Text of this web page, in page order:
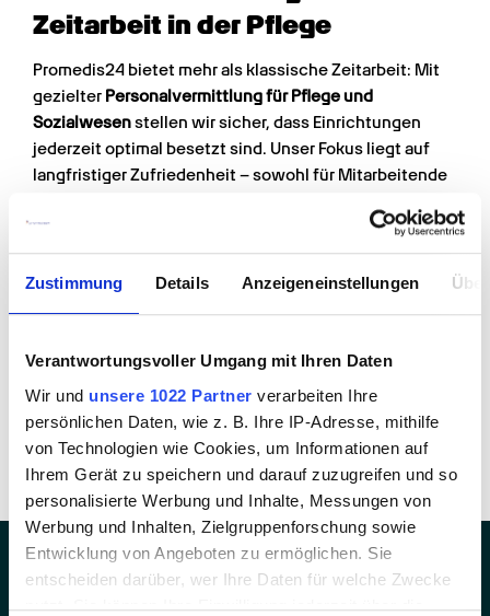
Zustimmung Details Anzeigeneinstellungen
Verantwortungsvoller Umgang mit Ihren Daten
Wir und unsere 1022 Partner verarbeiten Ihre
persönlichen Daten, wie z. B. Ihre IP-Adresse, mithilfe
von Technologien wie Cookies, um Informationen auf
Ihrem Gerät zu speichern und darauf zuzugreifen und so
personalisierte Werbung und Inhalte, Messungen von
Werbung und Inhalten, Zielgruppenforschung sowie
Entwicklung von Angeboten zu ermöglichen. Sie
entscheiden darüber, wer Ihre Daten für welche Zwecke
nutzt. Sie können Ihre Einwilligung jederzeit über die
Zeitarbeit in der Pflege
Promedis24 bietet mehr als klassische Zeitarbeit: Mit
gezielter Personalvermittlung für Pflege und
Sozialwesen stellen wir sicher, dass Einrichtungen
jederzeit optimal besetzt sind. Unser Fokus liegt auf
langfristiger Zufriedenheit – sowohl für Mitarbeitende
Einsatzplanung, wertschätzende Betreuung und
Fachkräfteentwicklung schaffen wir nachhaltige
Lösungen in der Zeitarbeit
, die den hohen
Anbei das ganze Interview
Personal anfragen